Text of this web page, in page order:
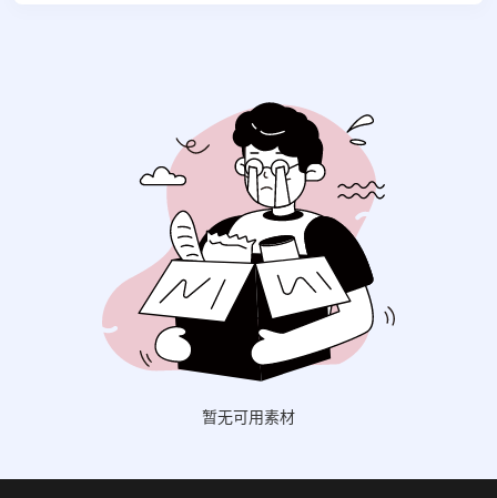
暂无可用素材